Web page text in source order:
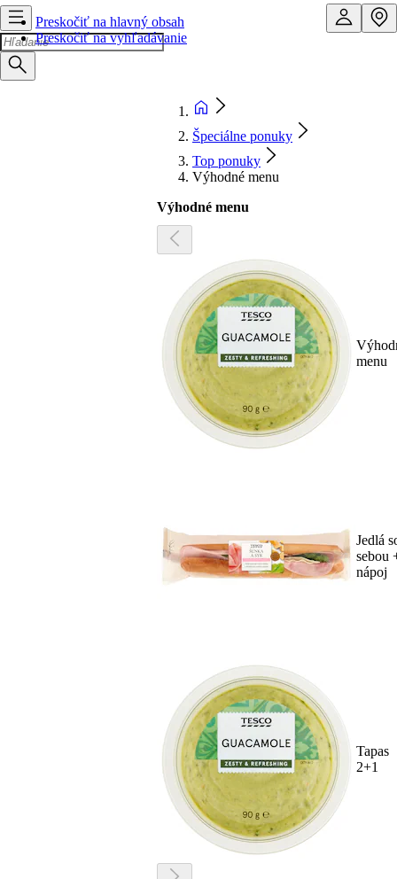
Preskočiť na hlavný obsah
Preskočiť na vyhľadávanie
Špeciálne ponuky
Top ponuky
Výhodné menu
Výhodné menu
menu
Jedlá
sebou
nápoj
Tapas
2+1